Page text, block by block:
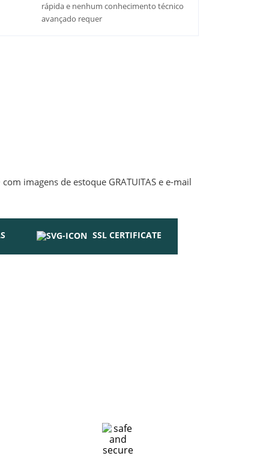
rápida e nenhum conhecimento técnico
avançado requer
imagens de estoque GRATUITAS e e-mail
SSL CERTIFICATE